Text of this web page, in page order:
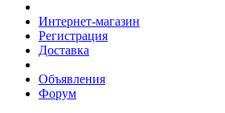
Интернет-магазин
Регистрация
Доставка
Объявления
Форум